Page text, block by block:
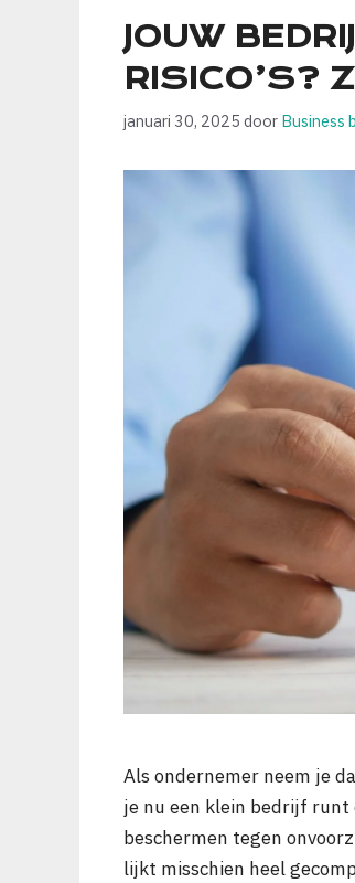
JOUW
RISICO’S?
januari 30, 2025 door Business
Als ondernemer neem je
je nu een klein bedrijf runt
beschermen tegen
lijkt misschien heel